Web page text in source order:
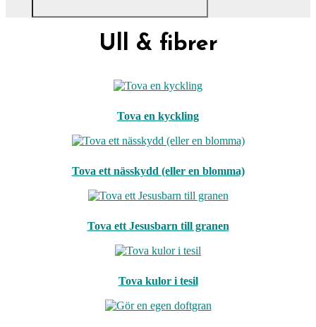
Ull & fibrer
Tova en kyckling
Tova ett nässkydd (eller en blomma)
Tova ett Jesusbarn till granen
Tova kulor i tesil